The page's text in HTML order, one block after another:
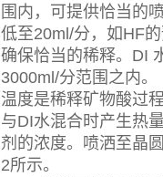
围内，可提供恰当的
低至20ml/分，如HF
确保恰当的稀释。DI
3000ml/分范围之内。
温度是稀释矿物酸过
与DI水混合时产生热
剂的浓度。喷洒至晶
2所示。